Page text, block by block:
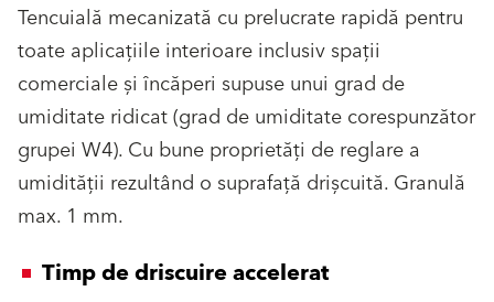
Tencuială mecanizată cu prelucrate rapidă pentru
toate aplicaţiile interioare inclusiv spaţii
comerciale şi încăperi supuse unui grad de
umiditate ridicat (grad de umiditate corespunzător
grupei W4). Cu bune proprietăţi de reglare a
umidităţii rezultând o suprafaţă drişcuită. Granulă
max. 1 mm.
Timp de driscuire accelerat